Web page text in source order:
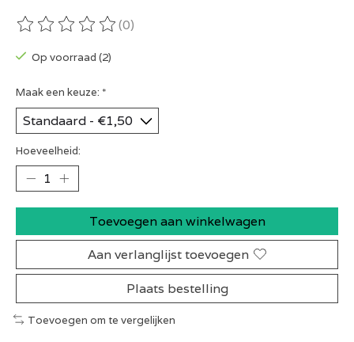
De beoordeling van dit product is
(0)
Op voorraad (2)
Maak een keuze: *
Hoeveelheid:
Toevoegen aan winkelwagen
Aan verlanglijst toevoegen
Plaats bestelling
Toevoegen om te vergelijken